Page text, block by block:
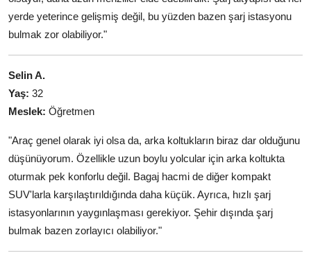
yerde yeterince gelişmiş değil, bu yüzden bazen şarj istasyonu
bulmak zor olabiliyor."
Selin A.
Yaş: 32
Meslek: Öğretmen
"Araç genel olarak iyi olsa da, arka koltukların biraz dar olduğunu
düşünüyorum. Özellikle uzun boylu yolcular için arka koltukta
oturmak pek konforlu değil. Bagaj hacmi de diğer kompakt
SUV'larla karşılaştırıldığında daha küçük. Ayrıca, hızlı şarj
istasyonlarının yaygınlaşması gerekiyor. Şehir dışında şarj
bulmak bazen zorlayıcı olabiliyor."